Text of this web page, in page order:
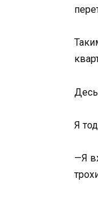
Десь
Я
—Я